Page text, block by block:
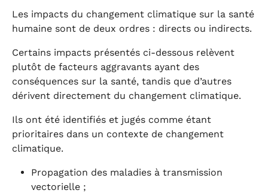
Les impacts du changement climatique sur la santé
humaine sont de deux ordres : directs ou indirects.
Certains impacts présentés ci-dessous relèvent
plutôt de facteurs aggravants ayant des
conséquences sur la santé, tandis que d’autres
dérivent directement du changement climatique.
Ils ont été identifiés et jugés comme étant
prioritaires dans un contexte de changement
climatique.
Propagation des maladies à transmission
vectorielle ;